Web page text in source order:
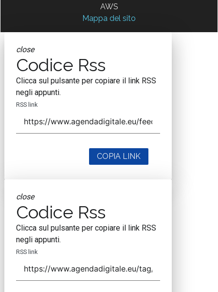
AWS
Mappa del sito
close
Codice Rss
Clicca sul pulsante per copiare il link RSS
negli appunti.
RSS link
COPIA LINK
close
Codice Rss
Clicca sul pulsante per copiare il link RSS
negli appunti.
RSS link